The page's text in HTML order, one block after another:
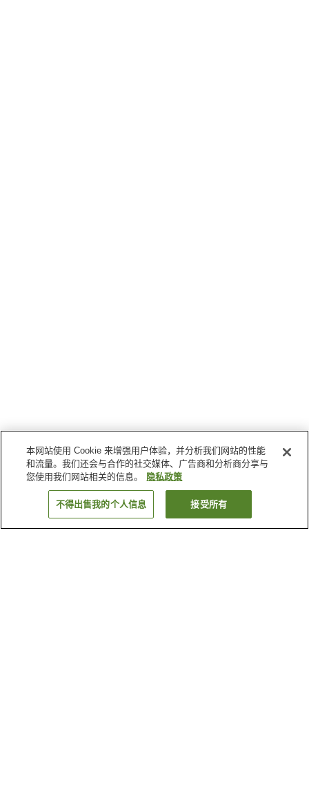
本网站使用 Cookie 来增强用户体验，并分析我们网站的性能
和流量。我们还会与合作的社交媒体、广告商和分析商分享与
您使用我们网站相关的信息。
隐私政策
不得出售我的个人信息 接受所有